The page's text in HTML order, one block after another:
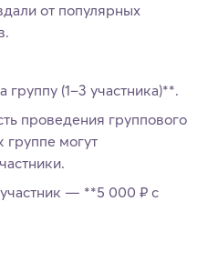
от популярных
(1–3 участника)**.
проведения группового
могут
— **5 000 ₽ с